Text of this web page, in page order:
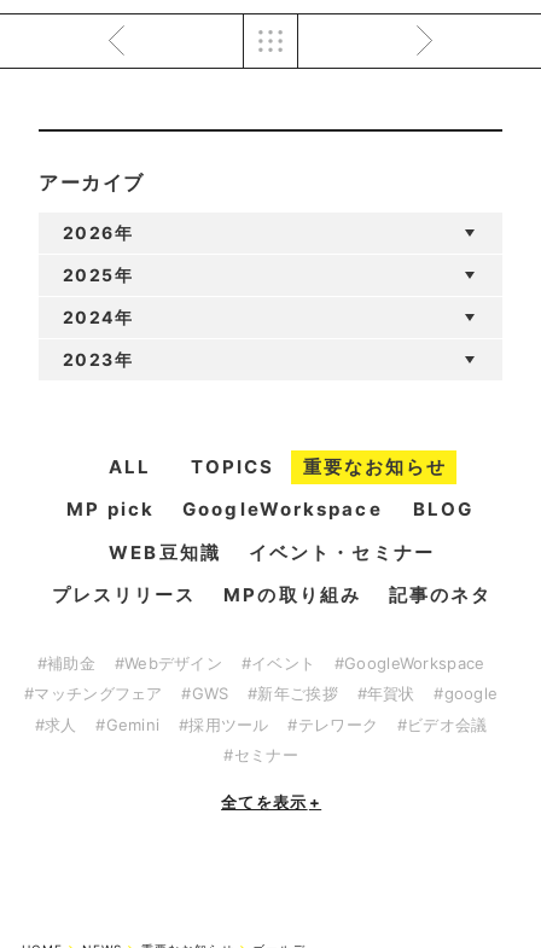
アーカイブ
2026年
2025年
2024年
2023年
ALL TOPICS
重要なお知らせ
MP pick
GoogleWorkspace
BLOG
WEB豆知識
イベント・セミナー
プレスリリース
MPの取り組み 記事のネタ
#補助金 #Webデザイン #イベント
#GoogleWorkspace
#マッチングフェア
#GWS #新年ご挨拶 #年賀状
#google
#求人
#Gemini #採用ツール #テレワーク
#ビデオ会議
#セミナー
全てを表示 +